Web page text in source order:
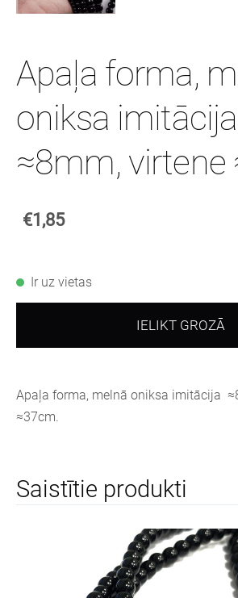
Apaļa forma,
oniksa imitācija
≈8mm, virtene
€1,85
Ir uz vietas
IELIKT GROZĀ
Apaļa forma, melnā oniksa imitācija
≈37cm.
Saistītie produkti